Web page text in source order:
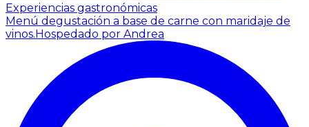
Experiencias gastronómicas
Menú degustación a base de carne con maridaje de
vinos.Hospedado por Andrea